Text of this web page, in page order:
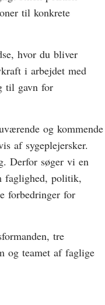
til konkrete
hvor du bliver
i arbejdet med
til gavn for
og kommende
af sygeplejersker.
Derfor søger vi en
faglighed, politik,
forbedringer for
tre
og teamet af faglige